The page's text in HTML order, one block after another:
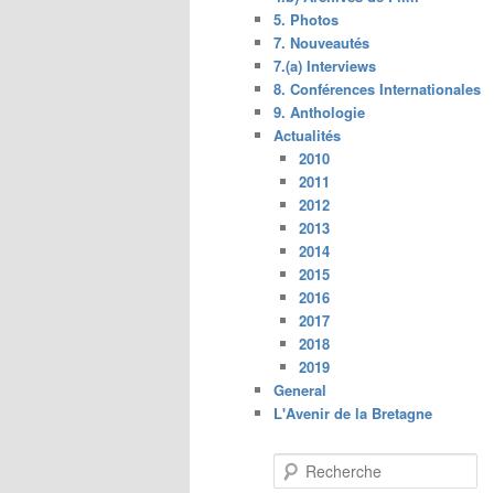
5. Photos
7. Nouveautés
7.(a) Interviews
8. Conférences Internationales
9. Anthologie
Actualités
2010
2011
2012
2013
2014
2015
2016
2017
2018
2019
General
L'Avenir de la Bretagne
e